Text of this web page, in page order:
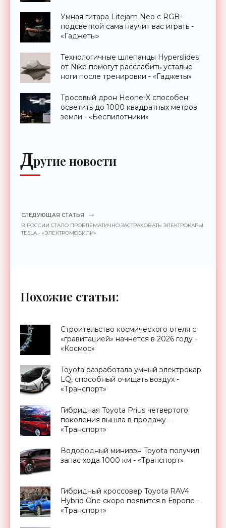
Умная гитара Litejam Neo с RGB-
подсветкой сама научит вас играть -
«Гаджеты»
Технологичные шлепанцы Hyperslides
от Nike помогут расслабить усталые
ноги после тренировки - «Гаджеты»
Тросовый дрон Heone-X способен
осветить до 1000 квадратных метров
земли - «Беспилотники»
Другие новости
СЛЕДУЮЩАЯ СТАТЬЯ
В РОССИИ СТАЛО ПРОБЛЕМАТИЧНО ЗАСТРАХОВАТЬ ЭЛЕКТРОКАРЫ
TESLA - «ЭЛЕКТРОМОБИЛИ»
Похожие статьи:
Строительство космического отеля с
«гравитацией» начнется в 2026 году -
«Космос»
Toyota разработала умный электрокар
LQ, способный очищать воздух -
«Транспорт»
Гибридная Toyota Prius четвертого
поколения вышла в продажу -
«Транспорт»
Водородный минивэн Toyota получил
запас хода 1000 км - «Транспорт»
Гибридный кроссовер Toyota RAV4
Hybrid One скоро появится в Европе -
«Транспорт»